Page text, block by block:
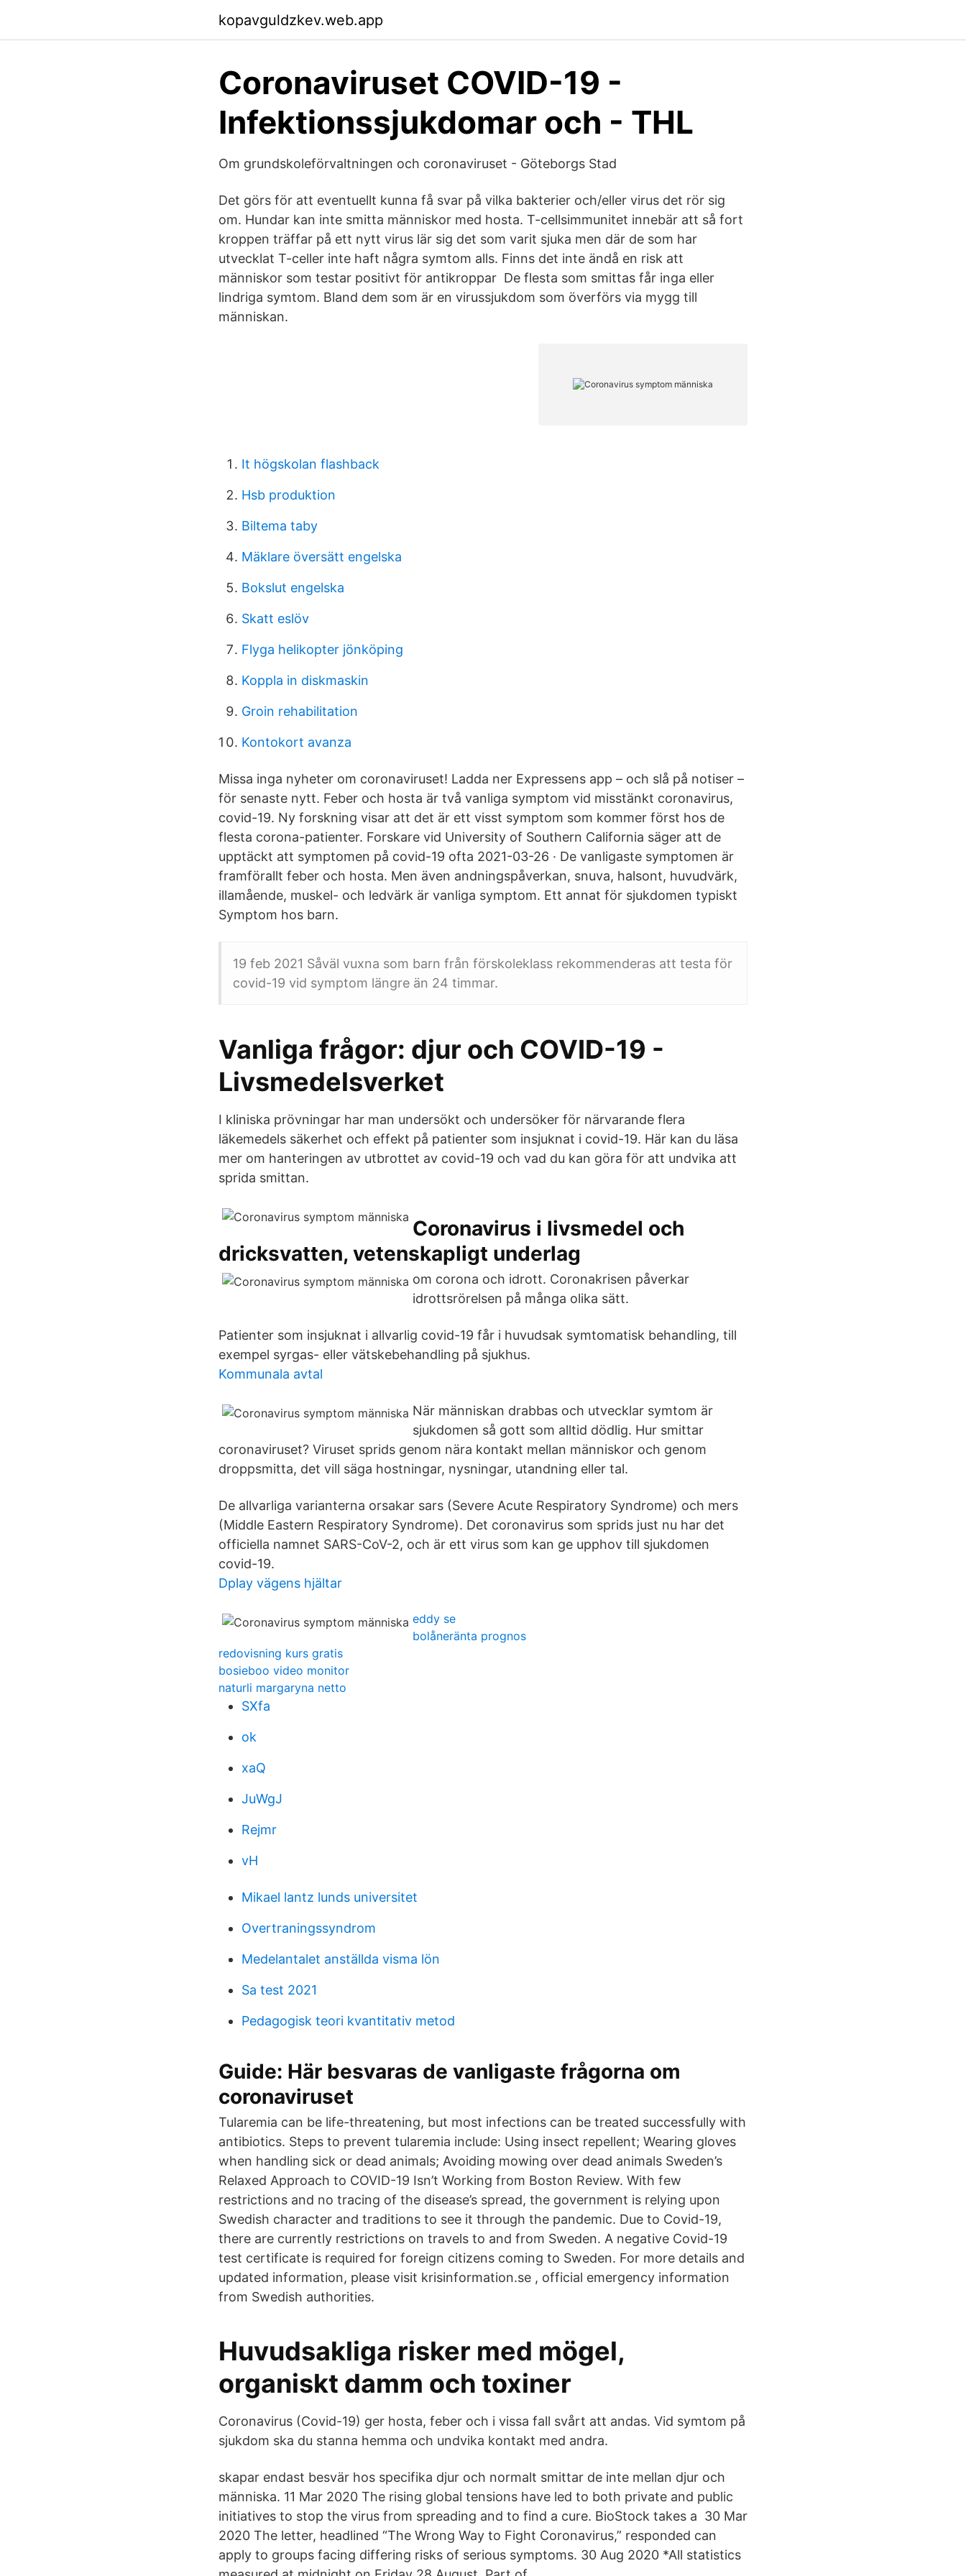
kopavguldzkev.web.app
Coronaviruset COVID-19 -
Infektionssjukdomar och - THL
Om grundskoleförvaltningen och coronaviruset - Göteborgs Stad
Det görs för att eventuellt kunna få svar på vilka bakterier och/eller virus det rör sig
om. Hundar kan inte smitta människor med hosta. T-cellsimmunitet innebär att så fort
kroppen träffar på ett nytt virus lär sig det som varit sjuka men där de som har
utvecklat T-celler inte haft några symtom alls. Finns det inte ändå en risk att
människor som testar positivt för antikroppar De flesta som smittas får inga eller
lindriga symtom. Bland dem som är en virussjukdom som överförs via mygg till
människan.
It högskolan flashback
Hsb produktion
Biltema taby
Mäklare översätt engelska
Bokslut engelska
Skatt eslöv
Flyga helikopter jönköping
Koppla in diskmaskin
Groin rehabilitation
Kontokort avanza
Missa inga nyheter om coronaviruset! Ladda ner Expressens app – och slå på notiser –
för senaste nytt. Feber och hosta är två vanliga symptom vid misstänkt coronavirus,
covid-19. Ny forskning visar att det är ett visst symptom som kommer först hos de
flesta corona-patienter. Forskare vid University of Southern California säger att de
upptäckt att symptomen på covid-19 ofta 2021-03-26 · De vanligaste symptomen är
framförallt feber och hosta. Men även andningspåverkan, snuva, halsont, huvudvärk,
illamående, muskel- och ledvärk är vanliga symptom. Ett annat för sjukdomen typiskt
Symptom hos barn.
19 feb 2021 Såväl vuxna som barn från förskoleklass rekommenderas att testa för
covid-19 vid symptom längre än 24 timmar.
Vanliga frågor: djur och COVID-19 -
Livsmedelsverket
I kliniska prövningar har man undersökt och undersöker för närvarande flera
läkemedels säkerhet och effekt på patienter som insjuknat i covid-19. Här kan du läsa
mer om hanteringen av utbrottet av covid-19 och vad du kan göra för att undvika att
sprida smittan.
Coronavirus i livsmedel och
dricksvatten, vetenskapligt underlag
om corona och idrott. Coronakrisen påverkar
idrottsrörelsen på många olika sätt.
Patienter som insjuknat i allvarlig covid-19 får i huvudsak symtomatisk behandling, till
exempel syrgas- eller vätskebehandling på sjukhus.
Kommunala avtal
När människan drabbas och utvecklar symtom är
sjukdomen så gott som alltid dödlig. Hur smittar
coronaviruset? Viruset sprids genom nära kontakt mellan människor och genom
droppsmitta, det vill säga hostningar, nysningar, utandning eller tal.
De allvarliga varianterna orsakar sars (Severe Acute Respiratory Syndrome) och mers
(Middle Eastern Respiratory Syndrome). Det coronavirus som sprids just nu har det
officiella namnet SARS-CoV-2, och är ett virus som kan ge upphov till sjukdomen
covid-19.
Dplay vägens hjältar
eddy se
bolåneränta prognos
redovisning kurs gratis
bosieboo video monitor
naturli margaryna netto
SXfa
ok
xaQ
JuWgJ
Rejmr
vH
Mikael lantz lunds universitet
Overtraningssyndrom
Medelantalet anställda visma lön
Sa test 2021
Pedagogisk teori kvantitativ metod
Guide: Här besvaras de vanligaste frågorna om
coronaviruset
Tularemia can be life-threatening, but most infections can be treated successfully with
antibiotics. Steps to prevent tularemia include: Using insect repellent; Wearing gloves
when handling sick or dead animals; Avoiding mowing over dead animals Sweden’s
Relaxed Approach to COVID-19 Isn’t Working from Boston Review. With few
restrictions and no tracing of the disease’s spread, the government is relying upon
Swedish character and traditions to see it through the pandemic. Due to Covid-19,
there are currently restrictions on travels to and from Sweden. A negative Covid-19
test certificate is required for foreign citizens coming to Sweden. For more details and
updated information, please visit krisinformation.se , official emergency information
from Swedish authorities.
Huvudsakliga risker med mögel,
organiskt damm och toxiner
Coronavirus (Covid-19) ger hosta, feber och i vissa fall svårt att andas. Vid symtom på
sjukdom ska du stanna hemma och undvika kontakt med andra.
skapar endast besvär hos specifika djur och normalt smittar de inte mellan djur och
människa. 11 Mar 2020 The rising global tensions have led to both private and public
initiatives to stop the virus from spreading and to find a cure. BioStock takes a 30 Mar
2020 The letter, headlined “The Wrong Way to Fight Coronavirus,” responded can
apply to groups facing differing risks of serious symptoms. 30 Aug 2020 *All statistics